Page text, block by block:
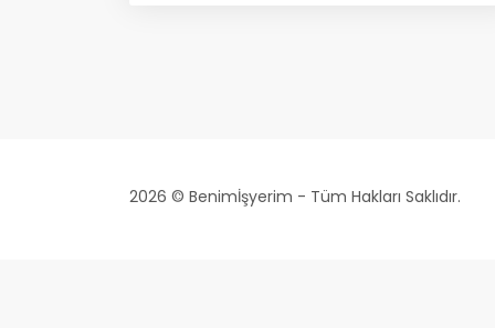
2026 © Benimİşyerim - Tüm Hakları Saklıdır.